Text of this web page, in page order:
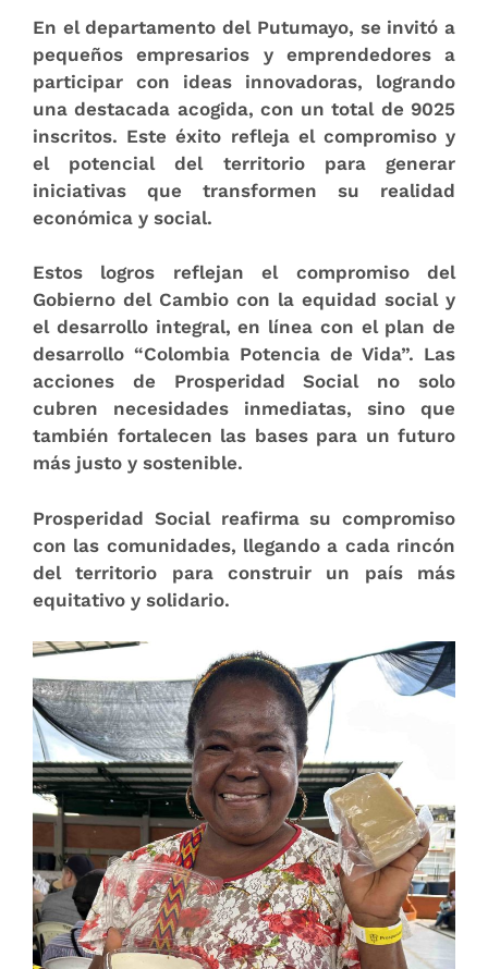
En el departamento del Putumayo, se invitó a
pequeños empresarios y emprendedores a
participar con ideas innovadoras, logrando
una destacada acogida, con un total de 9025
inscritos. Este éxito refleja el compromiso y
el potencial del territorio para generar
iniciativas que transformen su realidad
económica y social.
Estos logros reflejan el compromiso del
Gobierno del Cambio con la equidad social y
el desarrollo integral, en línea con el plan de
desarrollo “Colombia Potencia de Vida”. Las
acciones de Prosperidad Social no solo
cubren necesidades inmediatas, sino que
también fortalecen las bases para un futuro
más justo y sostenible.
Prosperidad Social reafirma su compromiso
con las comunidades, llegando a cada rincón
del territorio para construir un país más
equitativo y solidario.